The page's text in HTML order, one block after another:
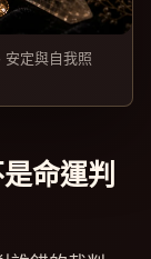
安定與自我照
命運判